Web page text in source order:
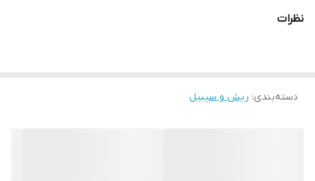
در صورت داشتن سوال میتوانید از پشتیبان های ما راهنمایی دریافت
نظرات
دسته‌بندی: ریش و سیبیل